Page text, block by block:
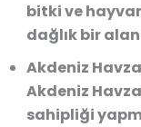
bitki ve
dağlık bir
Akdeniz
Akdeniz
sahipliği